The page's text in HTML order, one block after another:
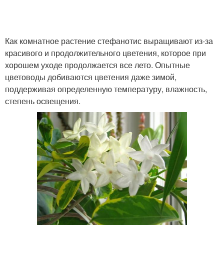
Как комнатное растение стефанотис выращивают из-за
красивого и продолжительного цветения, которое при
хорошем уходе продолжается все лето. Опытные
цветоводы добиваются цветения даже зимой,
поддерживая определенную температуру, влажность,
степень освещения.